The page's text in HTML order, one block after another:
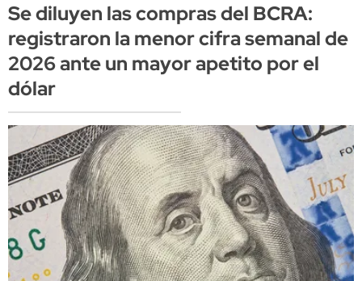
Se diluyen las compras del BCRA:
registraron la menor cifra semanal de
2026 ante un mayor apetito por el
dólar